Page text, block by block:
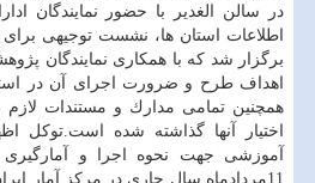
در سالن الغدیر با حضور نمایندگان
اطلاعات استان ها، نشست توجیهی
برگزار شد كه با همكاری نمایندگان
اهداف طرح و ضرورت اجرای آن در
همچنین تمامی مدارك و مستندات
اختیار آنها گذاشته شده است.توكل
11مردادماه سال جاری در مركز آمار